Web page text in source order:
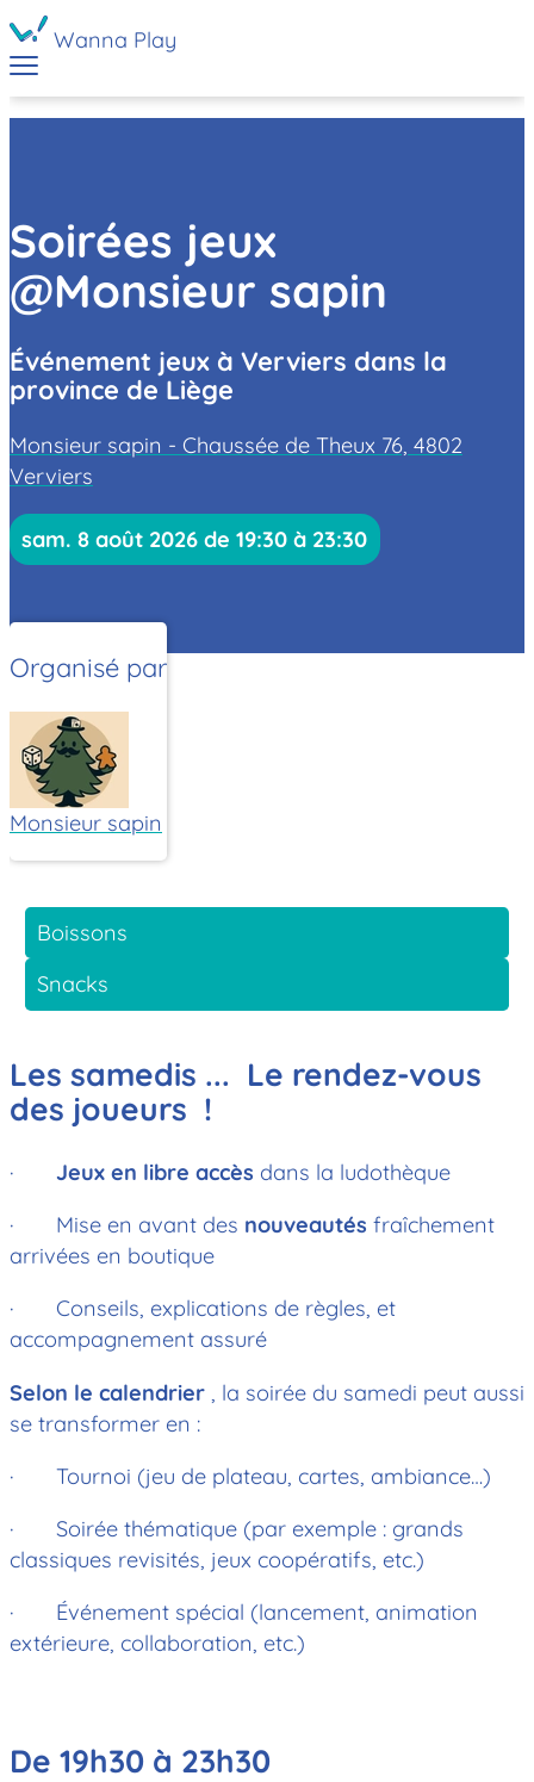
Wanna Play
Soirées jeux
@Monsieur sapin
Événement jeux à Verviers dans la
province de Liège
Monsieur sapin - Chaussée de Theux 76, 4802
Verviers
sam. 8 août 2026 de 19:30 à 23:30
Organisé par
Monsieur sapin
Boissons
Snacks
Les samedis ... Le rendez-vous
des joueurs !
· Jeux en libre accès dans la ludothèque
· Mise en avant des nouveautés fraîchement
arrivées en boutique
· Conseils, explications de règles, et
accompagnement assuré
Selon le calendrier , la soirée du samedi peut aussi
se transformer en :
· Tournoi (jeu de plateau, cartes, ambiance…)
· Soirée thématique (par exemple : grands
classiques revisités, jeux coopératifs, etc.)
· Événement spécial (lancement, animation
extérieure, collaboration, etc.)
De 19h30 à 23h30